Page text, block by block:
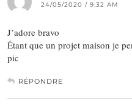
24/05/2020 / 9:32 AM
J’adore bravo
Étant que un projet maison je
pic
RÉPONDRE